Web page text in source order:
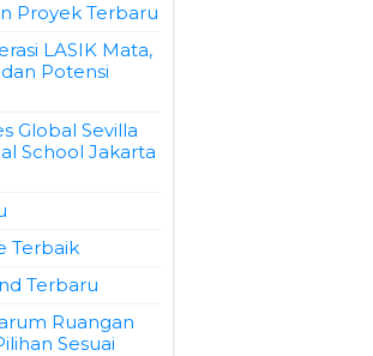
Proyek Terbaru
LASIK Mata,
Potensi
Global Sevilla
School Jakarta
Terbaik
Terbaru
Ruangan
Sesuai